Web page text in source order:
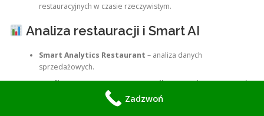
restauracyjnych w czasie rzeczywistym.
Analiza restauracji i Smart AI
Smart Analytics Restaurant – analiza danych
sprzedażowych.
Inteligentne raporty restauracji– optymalizacja procesów
Zadzwoń